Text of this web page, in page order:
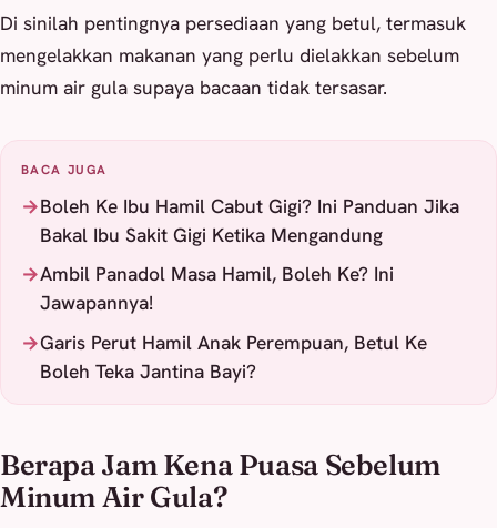
Di sinilah pentingnya persediaan yang betul, termasuk
mengelakkan makanan yang perlu dielakkan sebelum
minum air gula supaya bacaan tidak tersasar.
BACA JUGA
Boleh Ke Ibu Hamil Cabut Gigi? Ini Panduan Jika
Bakal Ibu Sakit Gigi Ketika Mengandung
Ambil Panadol Masa Hamil, Boleh Ke? Ini
Jawapannya!
Garis Perut Hamil Anak Perempuan, Betul Ke
Boleh Teka Jantina Bayi?
Berapa Jam Kena Puasa Sebelum
Minum Air Gula?